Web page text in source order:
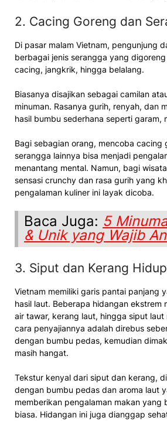
2. Cacing Goreng dan
Di pasar malam Vietnam, pengunjung
berbagai jenis serangga yang
cacing, jangkrik, hingga belalang.
Biasanya disajikan sebagai camilan
minuman. Rasanya gurih, renyah, dan
hasil bumbu sederhana seperti garam,
Bagi sebagian orang, mencoba cacing
serangga lainnya bisa menjadi
menantang mental. Namun, bagi
sensasi crunchy dan rasa gurih yang
pengalaman kuliner ini layak dicoba.
Baca Juga: 5
& Unik yang Wajib
3. Siput dan Kerang Hidup
Vietnam memiliki garis pantai panjang
hasil laut. Beberapa hidangan ekstrem
air tawar, kerang laut, hingga siput laut
cara penyajiannya adalah direbus
dengan bumbu pedas, kemudian
masih hangat.
Tekstur kenyal dari siput dan kerang,
dengan bumbu pedas dan aroma laut
memberikan pengalaman makan yang
biasa. Hidangan ini juga dianggap